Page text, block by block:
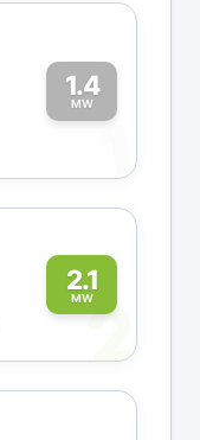
1.4
MW
1
2.1
MW2